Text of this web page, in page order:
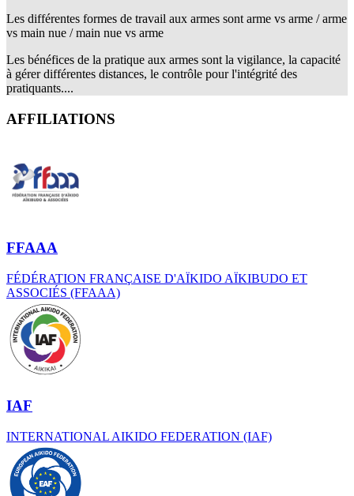
Les différentes formes de travail aux armes sont arme vs arme / arme
vs main nue / main nue vs arme
Les bénéfices de la pratique aux armes sont la vigilance, la capacité
à gérer différentes distances, le contrôle pour l'intégrité des
pratiquants....
AFFILIATIONS
FFAAA
FÉDÉRATION FRANÇAISE D'AÏKIDO AÏKIBUDO ET
ASSOCIÉS (FFAAA)
IAF
INTERNATIONAL AIKIDO FEDERATION (IAF)